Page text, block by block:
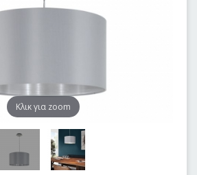
Kλικ για zoom